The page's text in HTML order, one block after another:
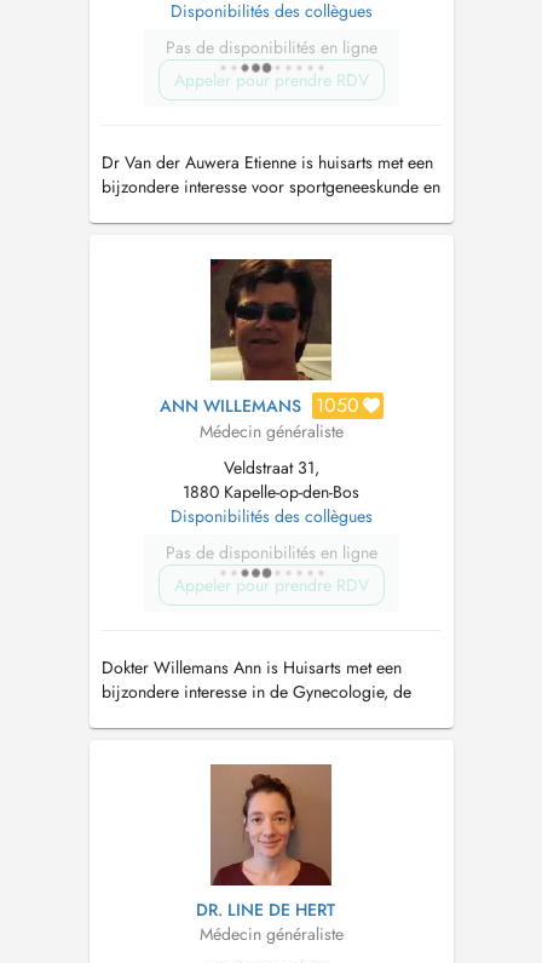
Disponibilités des collègues
Pas de disponibilités en ligne
Appeler pour prendre RDV
Dr Van der Auwera Etienne is huisarts met een
bijzondere interesse voor sportgeneeskunde en
ANN WILLEMANS 1050
Médecin généraliste
Veldstraat 31,
1880 Kapelle-op-den-Bos
Disponibilités des collègues
Pas de disponibilités en ligne
Appeler pour prendre RDV
Dokter Willemans Ann is Huisarts met een
bijzondere interesse in de Gynecologie, de
DR. LINE DE HERT
Médecin généraliste